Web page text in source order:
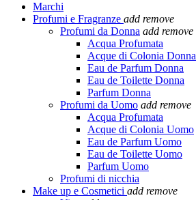
Marchi
Profumi e Fragranze add remove
Profumi da Donna add remove
Acqua Profumata
Acque di Colonia Donna
Eau de Parfum Donna
Eau de Toilette Donna
Parfum Donna
Profumi da Uomo add remove
Acqua Profumata
Acque di Colonia Uomo
Eau de Parfum Uomo
Eau de Toilette Uomo
Parfum Uomo
Profumi di nicchia
Make up e Cosmetici add remove